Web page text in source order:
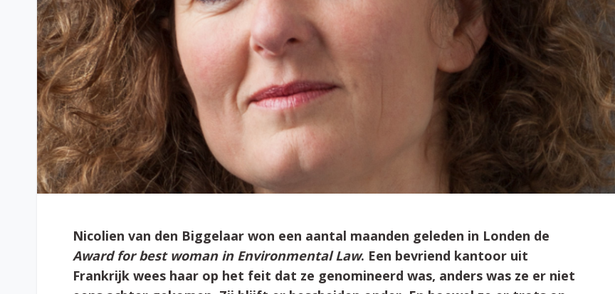
Nicolien van den Biggelaar won een aantal maanden geleden in Londen de
Award for best woman in Environmental Law. Een bevriend kantoor uit
Frankrijk wees haar op het feit dat ze genomineerd was, anders was ze er niet